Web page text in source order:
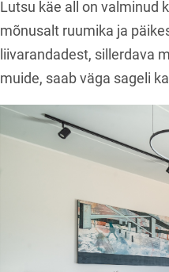
Lutsu käe all on valminud
mõnusalt ruumika ja
liivarandadest, sillerdava
muide, saab väga sageli